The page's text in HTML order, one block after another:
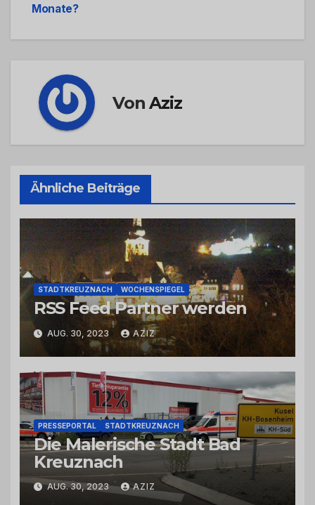
Monate?
VonAziz
Ähnliche Beiträge
STADTKREUZNACH WOCHENSPIEGEL
RSS Feed Partner werden
AUG. 30, 2023 AZIZ
PRESSEPORTAL STADTKREUZNACH
Die Malerische Stadt Bad
Kreuznach
AUG. 30, 2023 AZIZ